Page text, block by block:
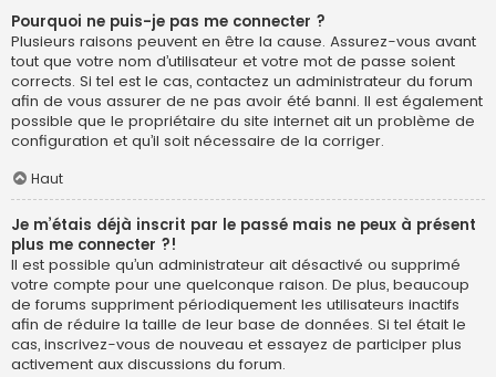
Pourquoi ne puis-je pas me connecter ?
Plusieurs raisons peuvent en être la cause. Assurez-vous avant
tout que votre nom d’utilisateur et votre mot de passe soient
corrects. Si tel est le cas, contactez un administrateur du forum
afin de vous assurer de ne pas avoir été banni. Il est également
possible que le propriétaire du site internet ait un problème de
configuration et qu’il soit nécessaire de la corriger.
Haut
Je m’étais déjà inscrit par le passé mais ne peux à présent
plus me connecter ?!
Il est possible qu’un administrateur ait désactivé ou supprimé
votre compte pour une quelconque raison. De plus, beaucoup
de forums suppriment périodiquement les utilisateurs inactifs
afin de réduire la taille de leur base de données. Si tel était le
cas, inscrivez-vous de nouveau et essayez de participer plus
activement aux discussions du forum.